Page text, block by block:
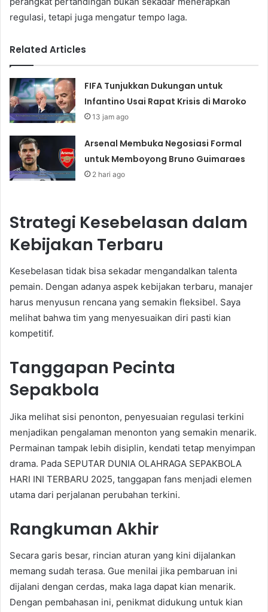
regulasi, tetapi juga mengatur tempo laga.
Related Articles
FIFA Tunjukkan Dukungan untuk
Infantino Usai Rapat Krisis di Maroko
13 jam ago
Arsenal Membuka Negosiasi Formal
untuk Memboyong Bruno Guimaraes
2 hari ago
Strategi Kesebelasan dalam
Kebijakan Terbaru
Kesebelasan tidak bisa sekadar mengandalkan talenta
pemain. Dengan adanya aspek kebijakan terbaru, manajer
harus menyusun rencana yang semakin fleksibel. Saya
melihat bahwa tim yang menyesuaikan diri pasti kian
kompetitif.
Tanggapan Pecinta
Sepakbola
Jika melihat sisi penonton, penyesuaian regulasi terkini
menjadikan pengalaman menonton yang semakin menarik.
Permainan tampak lebih disiplin, kendati tetap menyimpan
drama. Pada SEPUTAR DUNIA OLAHRAGA SEPAKBOLA
HARI INI TERBARU 2025, tanggapan fans menjadi elemen
utama dari perjalanan perubahan terkini.
Rangkuman Akhir
Secara garis besar, rincian aturan yang kini dijalankan
memang sudah terasa. Gue menilai jika pembaruan ini
dijalani dengan cerdas, maka laga dapat kian menarik.
Dengan pembahasan ini, penikmat didukung untuk kian